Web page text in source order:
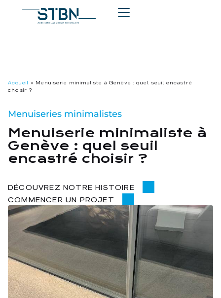
Accueil » Menuiserie minimaliste à Genève : quel seuil encastré
choisir ?
Menuiseries minimalistes
Menuiserie minimaliste à
Genève : quel seuil
encastré choisir ?
DÉCOUVREZ NOTRE HISTOIRE
COMMENCER UN PROJET